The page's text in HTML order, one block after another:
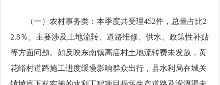
（一）农村事务类：本季度共受理452件，总量占比2
2.8％。主要涉及土地流转、道路维修、供水、政策性补贴
等方面问题。如反映东南镇高庙村土地流转费未发放，黄
花峪村道路施工进度缓慢影响群众出行，县水利局在城关